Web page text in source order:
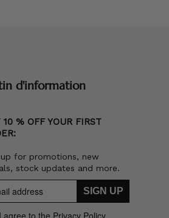
d'information
10 % OFF YOUR FIRST
for promotions, new
stock updates and more.
SIGN UP